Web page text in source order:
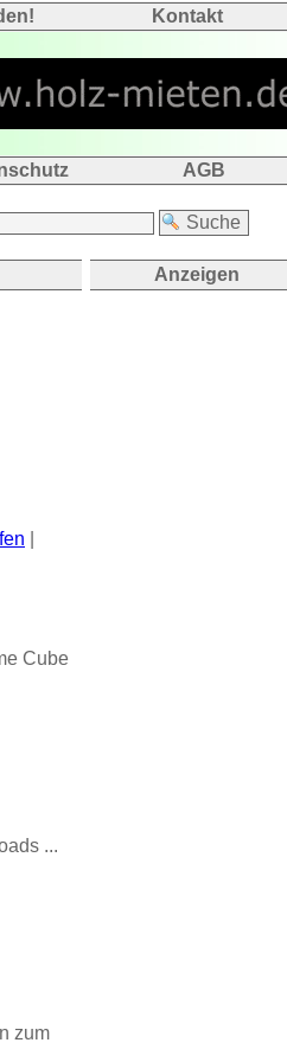
Kontakt
AGB
Cube
...
zum
Anzeigen